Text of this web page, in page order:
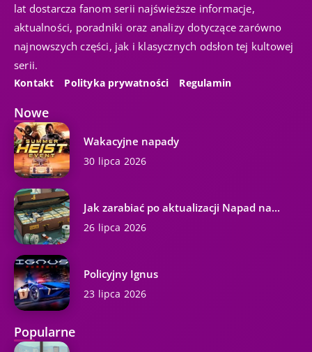
lat dostarcza fanom serii najświeższe informacje,
aktualności, poradniki oraz analizy dotyczące zarówno
najnowszych części, jak i klasycznych odsłon tej kultowej
serii.
Kontakt Polityka prywatności Regulamin
Nowe
Wakacyjne napady
30 lipca 2026
Jak zarabiać po aktualizacji Napad na...
26 lipca 2026
Policyjny Ignus
23 lipca 2026
Popularne